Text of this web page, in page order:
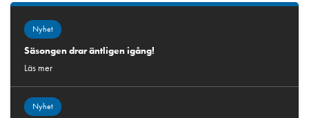
Nyhet
Säsongen drar äntligen igång!
Läs mer
Nyhet